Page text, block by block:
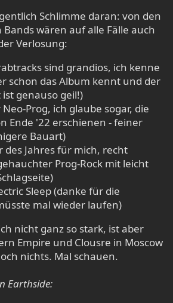
Schlimme daran: von den
wären auf alle Fälle auch
Verlosung:
sind grandios, ich kenne
schon das Album kennt und der
ist genauso geil!)
Prog, ich glaube sogar, die
Ende '22 erschienen - feiner
Bauart)
des Jahres für mich, recht
Prog-Rock mit leicht
Sleep (danke für die
mal wieder laufen)
nicht ganz so stark, ist aber
Empire und Clousre in Moscow
nichts. Mal schauen.
Earthside: